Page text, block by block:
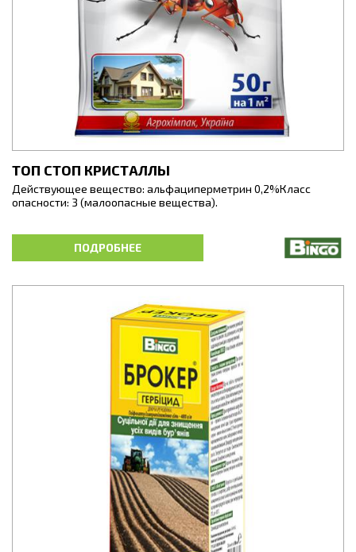
ТОП СТОП КРИСТАЛЛЫ
Действующее вещество: альфациперметрин 0,2%Класс
опасности: 3 (малоопасные вещества).
ТОП СТОП - высокоэффективное инсектицидное
дезинфицирующее средство в форме кристаллов для
уничтожения всех видов муравьев в среде
дезинфекции жилых,
ПОДРОБНЕЕ